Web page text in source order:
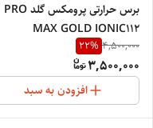
برس حرارتی پرومکس گلد PRO
MAX GOLD IONIC112
4,500,000
22%
3,500,000
افزودن به سبد